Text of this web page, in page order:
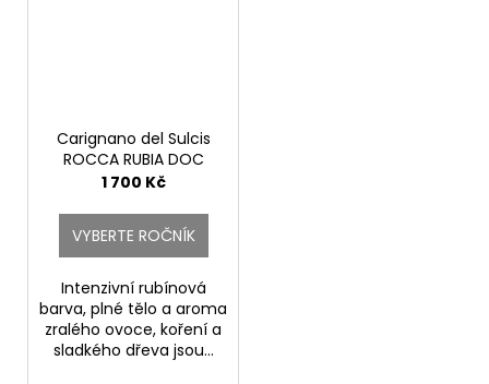
Carignano del Sulcis
ROCCA RUBIA DOC
Riserva Magnum.
1 700 Kč
VYBERTE ROČNÍK
Intenzivní rubínová
barva, plné tělo a aroma
zralého ovoce, koření a
sladkého dřeva jsou...